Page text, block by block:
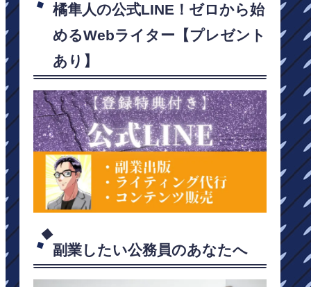
橘隼人の公式LINE！ゼロから始
めるWebライター【プレゼント
あり】
副業したい公務員のあなたへ